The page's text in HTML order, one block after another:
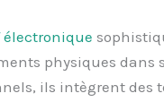
physiques
ils intègrent des